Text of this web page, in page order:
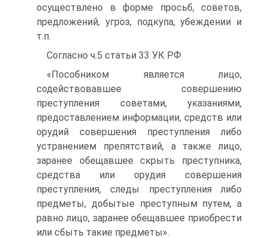
осуществлено в форме просьб, советов,
предложений, угроз, подкупа, убеждении и
т.п.
Согласно ч.5 статьи 33 УК РФ
«Пособником является лицо,
содействовавшее совершению
преступления советами, указаниями,
предоставлением информации, средств или
орудий совершения преступления либо
устранением препятствий, а также лицо,
заранее обещавшее скрыть преступника,
средства или орудия совершения
преступления, следы преступления либо
предметы, добытые преступным путем, а
равно лицо, заранее обещавшее приобрести
или сбыть такие предметы».